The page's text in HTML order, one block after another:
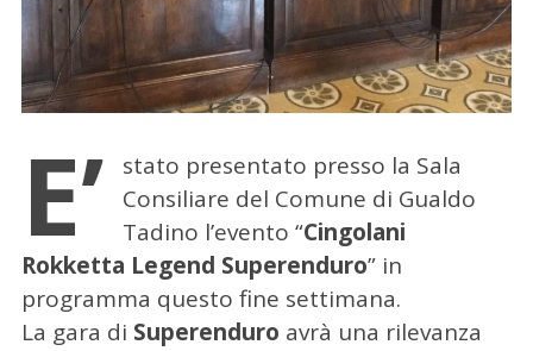
E’
stato presentato presso la Sala
Consiliare del Comune di Gualdo
Tadino l’evento “Cingolani
Rokketta Legend Superenduro” in
programma questo fine settimana.
La gara di Superenduro avrà una rilevanza